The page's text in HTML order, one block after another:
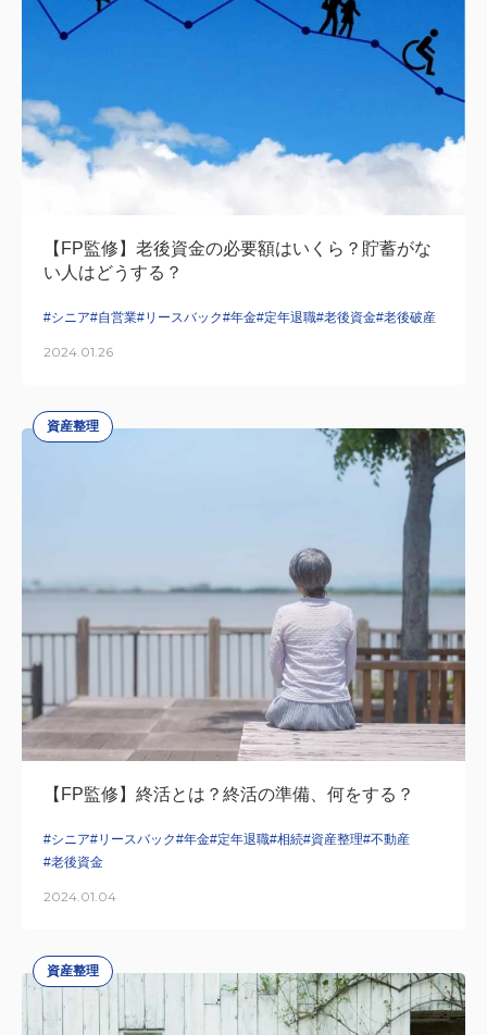
【FP監修】老後資金の必要額はいくら？貯蓄がな
い人はどうする？
#シニア#自営業#リースバック#年金#定年退職#老後資金#老後破産
2024.01.26
資産整理
【FP監修】終活とは？終活の準備、何をする？
#シニア#リースバック#年金#定年退職#相続#資産整理#不動産
#老後資金
2024.01.04
資産整理